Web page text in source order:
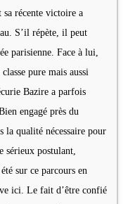
récente victoire a
S’il répète, il peut
parisienne. Face à lui,
pure mais aussi
Bazire a parfois
engagé près du
la qualité nécessaire pour
sérieux postulant,
sur ce parcours en
ici. Le fait d’être confié